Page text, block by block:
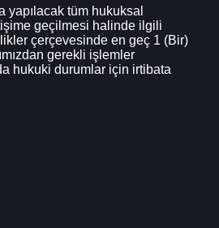
yapılacak tüm hukuksal
geçilmesi halinde ilgili
çerçevesinde en geç 1 (Bir)
gerekli işlemler
hukuki durumlar için irtibata